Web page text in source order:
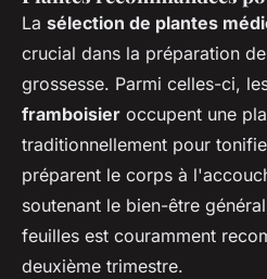
La sélection de plantes
crucial dans la préparation
grossesse. Parmi celles-ci,
framboisier occupent une
traditionnellement pour
préparent le corps à
soutenant le bien-être
feuilles est couramment
deuxième trimestre.